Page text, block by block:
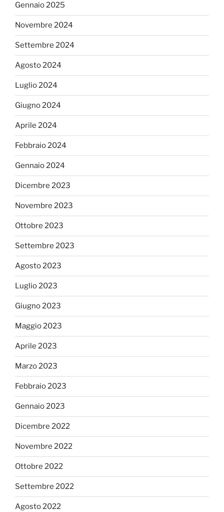
Gennaio 2025
Novembre 2024
Settembre 2024
Agosto 2024
Luglio 2024
Giugno 2024
Aprile 2024
Febbraio 2024
Gennaio 2024
Dicembre 2023
Novembre 2023
Ottobre 2023
Settembre 2023
Agosto 2023
Luglio 2023
Giugno 2023
Maggio 2023
Aprile 2023
Marzo 2023
Febbraio 2023
Gennaio 2023
Dicembre 2022
Novembre 2022
Ottobre 2022
Settembre 2022
Agosto 2022